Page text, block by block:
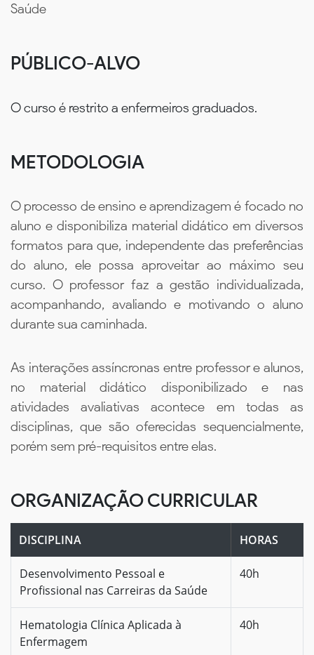
Saúde
PÚBLICO-ALVO
O curso é restrito a enfermeiros graduados.
METODOLOGIA
O processo de ensino e aprendizagem é focado no
aluno e disponibiliza material didático em diversos
formatos para que, independente das preferências
do aluno, ele possa aproveitar ao máximo seu
curso. O professor faz a gestão individualizada,
acompanhando, avaliando e motivando o aluno
durante sua caminhada.
As interações assíncronas entre professor e alunos,
no material didático disponibilizado e nas
atividades avaliativas acontece em todas as
disciplinas, que são oferecidas sequencialmente,
porém sem pré-requisitos entre elas.
ORGANIZAÇÃO CURRICULAR
DISCIPLINA HORAS
Desenvolvimento Pessoal e
Profissional nas Carreiras da Saúde
40h
Hematologia Clínica Aplicada à
Enfermagem
40h